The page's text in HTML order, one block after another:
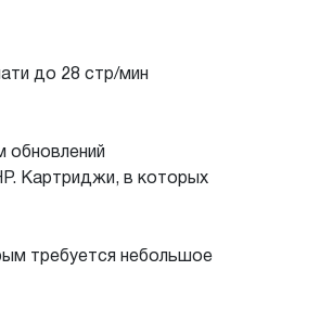
до 28 стр/мин
обновлений
Картриджи, в которых
требуется небольшое